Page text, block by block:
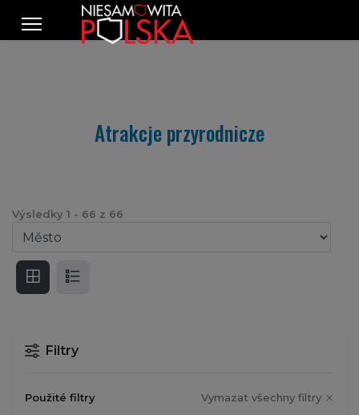
Atrakcje przyrodnicze
Výsledky 1 - 66 z 66
Filtry
Použité filtry Vymazat všechny filtry